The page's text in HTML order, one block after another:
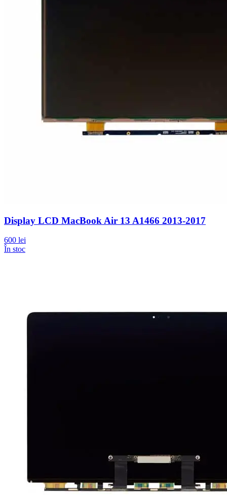
Display LCD MacBook Air 13 A1466 2013-2017
600 lei
În stoc